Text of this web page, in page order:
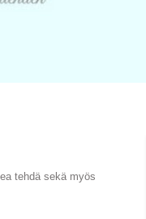
tehdä sekä myös